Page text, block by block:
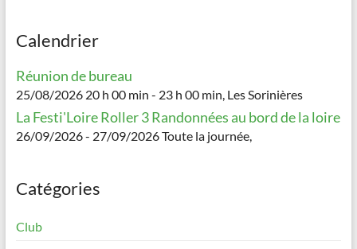
Calendrier
Réunion de bureau
25/08/2026 20 h 00 min - 23 h 00 min, Les Sorinières
La Festi'Loire Roller 3 Randonnées au bord de la loire
26/09/2026 - 27/09/2026 Toute la journée,
Catégories
Club